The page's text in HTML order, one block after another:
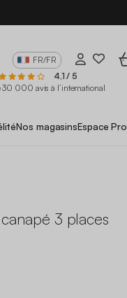
FR/FR
4,1 / 5
30 000 avis à l’international
Nos magasinsEspace Pro
3 places